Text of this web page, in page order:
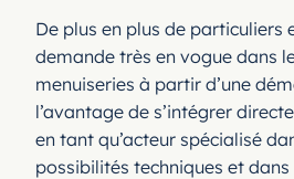
De plus en plus de particuliers
demande très en vogue dans
menuiseries à partir d’une
l’avantage de s’intégrer
en tant qu’acteur spécialisé
possibilités techniques et